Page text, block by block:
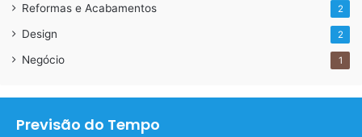
Reformas e Acabamentos 2
Design 2
Negócio 1
Previsão do Tempo